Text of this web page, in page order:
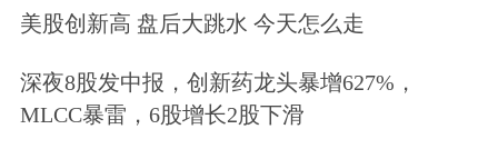
岛的沿海雷达站。
相关报道
美股创新高 盘后大跳水 今天怎么走
深夜8股发中报，创新药龙头暴增627%，
MLCC暴雷，6股增长2股下滑